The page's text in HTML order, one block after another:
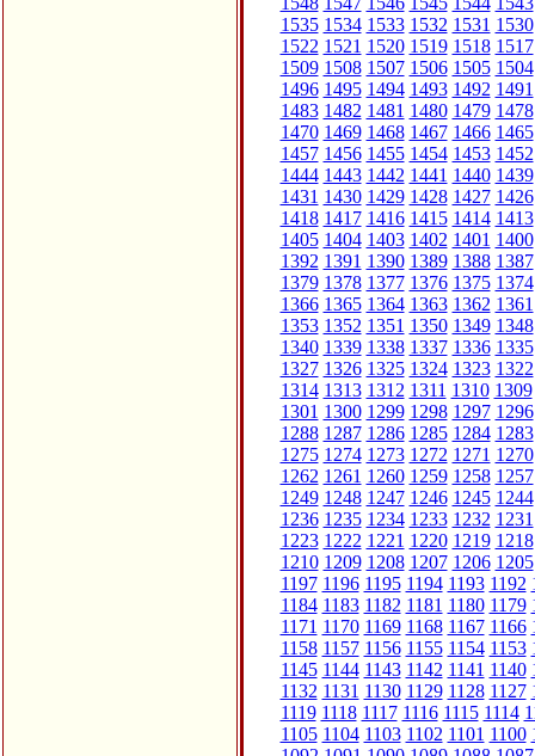
1535 1534 1533 1532 1531 1530
1522 1521 1520 1519 1518 1517
1509 1508 1507 1506 1505 1504
1496 1495 1494 1493 1492 1491
1483 1482 1481 1480 1479 1478
1470 1469 1468 1467 1466 1465
1457 1456 1455 1454 1453 1452
1444 1443 1442 1441 1440 1439
1431 1430 1429 1428 1427 1426
1418 1417 1416 1415 1414 1413
1405 1404 1403 1402 1401 1400
1392 1391 1390 1389 1388 1387
1379 1378 1377 1376 1375 1374
1366 1365 1364 1363 1362 1361
1353 1352 1351 1350 1349 1348
1340 1339 1338 1337 1336 1335
1327 1326 1325 1324 1323 1322
1314 1313 1312 1311 1310 1309
1301 1300 1299 1298 1297 1296
1288 1287 1286 1285 1284 1283
1275 1274 1273 1272 1271 1270
1262 1261 1260 1259 1258 1257
1249 1248 1247 1246 1245 1244
1236 1235 1234 1233 1232 1231
1223 1222 1221 1220 1219 1218
1210 1209 1208 1207 1206 1205
1197 1196 1195 1194 1193 1192
1184 1183 1182 1181 1180 1179
1171 1170 1169 1168 1167 1166
1158 1157 1156 1155 1154 1153
1145 1144 1143 1142 1141 1140
1132 1131 1130 1129 1128 1127
1119 1118 1117 1116 1115 1114
1105 1104 1103 1102 1101 1100